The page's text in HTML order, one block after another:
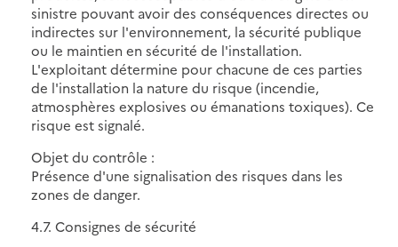
sinistre pouvant avoir des conséquences directes ou
indirectes sur l'environnement, la sécurité publique
ou le maintien en sécurité de l'installation.
L'exploitant détermine pour chacune de ces parties
de l'installation la nature du risque (incendie,
atmosphères explosives ou émanations toxiques). Ce
risque est signalé.
Objet du contrôle :
Présence d'une signalisation des risques dans les
zones de danger.
4.7. Consignes de sécurité